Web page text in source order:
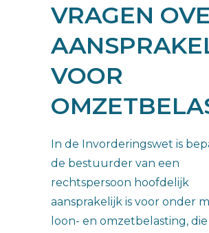
VRAGEN
VOOR
In de Invorderingswet is
de bestuurder van een
rechtspersoon hoofdelijk
aansprakelijk is voor onder
loon- en omzetbelasting,